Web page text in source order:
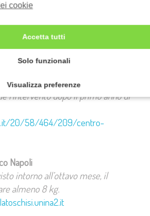
cookie
Accetta tutti
Solo funzionali
Visualizza preferenze
di Pisa
l’intervento dopo il primo anno di
20/58/464/209/centro-
Napoli
intorno all’ottavo mese, il
almeno 8 kg.